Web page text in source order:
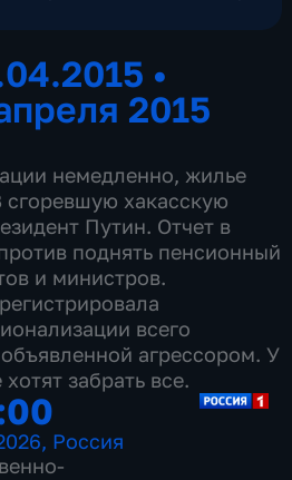
•
2015
немедленно, жилье
сгоревшую хакасскую
Путин. Отчет в
поднять пенсионный
и министров.
всего
агрессором. У
забрать все.
, Россия